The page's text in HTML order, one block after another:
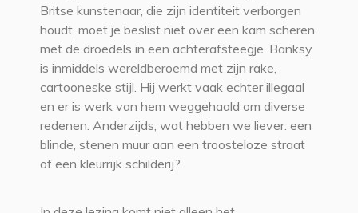
Britse kunstenaar, die zijn identiteit verborgen
houdt, moet je beslist niet over een kam scheren
met de droedels in een achterafsteegje. Banksy
is inmiddels wereldberoemd met zijn rake,
cartooneske stijl. Hij werkt vaak echter illegaal
en er is werk van hem weggehaald om diverse
redenen. Anderzijds, wat hebben we liever: een
blinde, stenen muur aan een troosteloze straat
of een kleurrijk schilderij?